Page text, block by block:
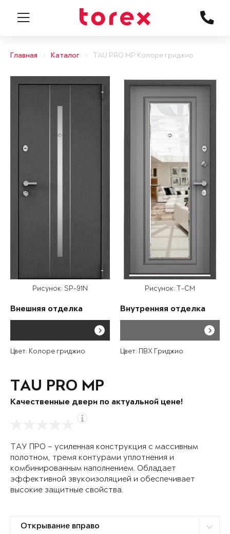
Главная Каталог TAU PRO MP Колоре гриджио
Рисунок: SP-91N
Внешняя отделка
Цвет: Колоре гриджио
Рисунок: T-CM
Внутренняя отделка
Цвет: ПВХ Гриджио
TAU PRO MP
Качественные двери по актуальной цене!
ТАУ ПРО – усиленная конструкция с массивным
полотном, тремя контурами уплотнения и
комбинированным наполнением. Обладает
эффективной звукоизоляцией и обеспечивает
высокие защитные свойства.